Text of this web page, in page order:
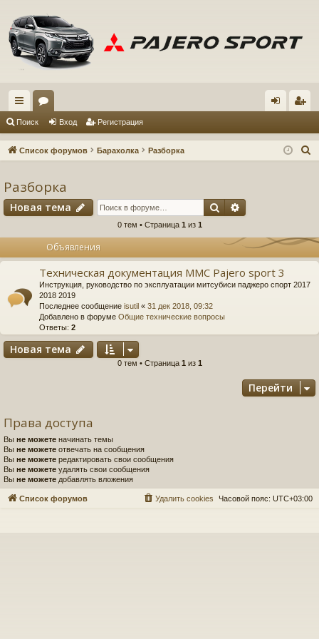
с
ы
и
ум д ис
Поиск Вход Регистрация
Список форумов Барахолка Разборка
Разборка
Новая тема Поиск
0 тем • Страница 1 из 1
Объявления
Техническая документация MMC Pajero sport 3
Инструкция, руководство по эксплуатации митсубиси паджеро спорт 2017
2018 2019
Последнее сообщение isutil « 31 дек 2018, 09:32
Добавлено в форуме Общие технические вопросы
Ответы: 2
Новая тема
0 тем • Страница 1 из 1
Перейти
Права доступа
Вы не можете начинать темы
Вы не можете отвечать на сообщения
Вы не можете редактировать свои сообщения
Вы не можете удалять свои сообщения
Вы не можете добавлять вложения
Список форумов Часовой пояс: UTC+03:00
Удалить cookies